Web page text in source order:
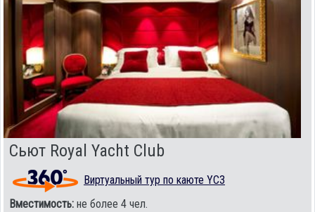
Сьют Royal Yacht Club
Виртуальный тур по каюте YC3
Вместимость: не более 4 чел.